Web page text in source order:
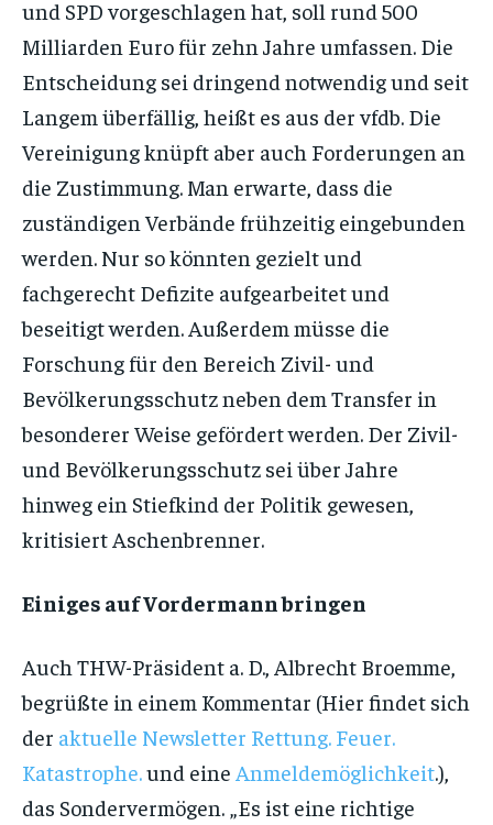
und SPD vorgeschlagen hat, soll rund 500
Milliarden Euro für zehn Jahre umfassen. Die
Entscheidung sei dringend notwendig und seit
Langem überfällig, heißt es aus der vfdb. Die
Vereinigung knüpft aber auch Forderungen an
die Zustimmung. Man erwarte, dass die
zuständigen Verbände frühzeitig eingebunden
werden. Nur so könnten gezielt und
fachgerecht Defizite aufgearbeitet und
beseitigt werden. Außerdem müsse die
Forschung für den Bereich Zivil- und
Bevölkerungsschutz neben dem Transfer in
besonderer Weise gefördert werden. Der Zivil-
und Bevölkerungsschutz sei über Jahre
hinweg ein Stiefkind der Politik gewesen,
kritisiert Aschenbrenner.
Einiges auf Vordermann bringen
Auch THW-Präsident a. D., Albrecht Broemme,
begrüßte in einem Kommentar (Hier findet sich
der aktuelle Newsletter Rettung. Feuer.
Katastrophe.und eine Anmeldemöglichkeit.),
das Sondervermögen. „Es ist eine richtige